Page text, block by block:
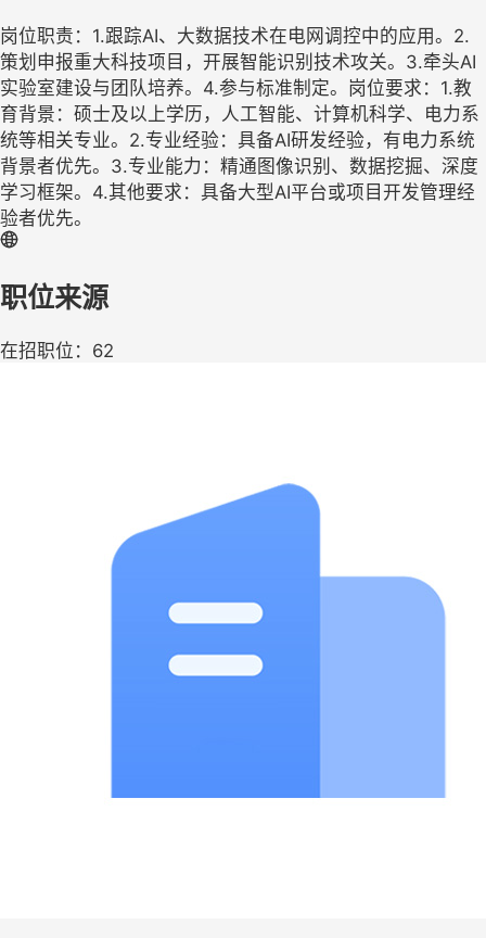
岗位职责：1.跟踪AI、大数据技术在电网调控中的应用。2.
策划申报重大科技项目，开展智能识别技术攻关。3.牵头AI
实验室建设与团队培养。4.参与标准制定。岗位要求：1.教
育背景：硕士及以上学历，人工智能、计算机科学、电力系
统等相关专业。2.专业经验：具备AI研发经验，有电力系统
背景者优先。3.专业能力：精通图像识别、数据挖掘、深度
学习框架。4.其他要求：具备大型AI平台或项目开发管理经
验者优先。
职位来源
在招职位：62